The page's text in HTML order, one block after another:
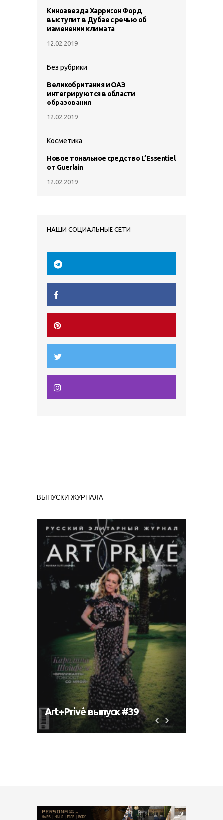
Кинозвезда Харрисон Форд
выступит в Дубае с речью об
изменении климата
12.02.2019
Без рубрики
Великобритания и ОАЭ
интегрируются в области
образования
12.02.2019
Косметика
Новое тональное средство L’Essentiel
от Guerlain
12.02.2019
НАШИ СОЦИАЛЬНЫЕ СЕТИ
ВЫПУСКИ ЖУРНАЛА
Art+Privé выпуск #39